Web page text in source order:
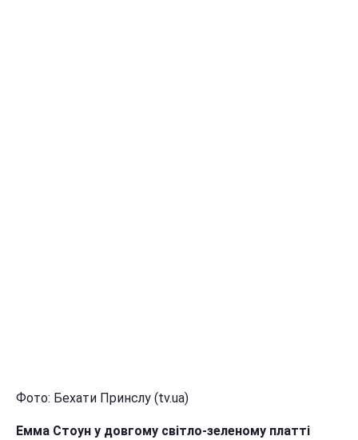
Фото: Бехати Принслу (tv.ua)
Емма Стоун у довгому світло-зеленому платті